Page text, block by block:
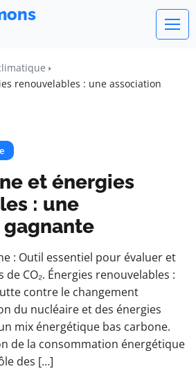
renouvelables : une association
et énergies
: une
: Outil essentiel pour évaluer et
CO₂. Énergies renouvelables :
contre le changement
du nucléaire et des énergies
mix énergétique bas carbone.
de la consommation énergétique
des […]